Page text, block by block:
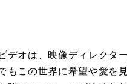
デオは、映像ディレクタ
もこの世界に希望や愛を